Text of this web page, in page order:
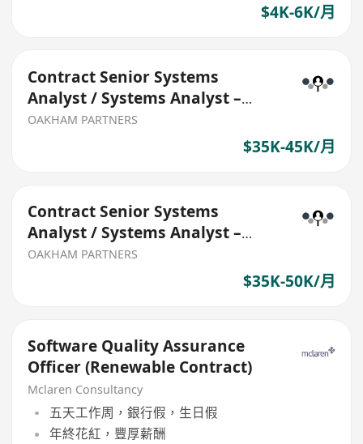
$4K-6K/月
Contract Senior Systems
Analyst / Systems Analyst –
Java / OpenShift
OAKHAM PARTNERS
$35K-45K/月
Contract Senior Systems
Analyst / Systems Analyst –
Java / OpenShift
OAKHAM PARTNERS
$35K-50K/月
Software Quality Assurance
Officer (Renewable Contract)
Mclaren Consultancy
五天工作周，銀行假，生日假
年終花紅，豐厚薪酬